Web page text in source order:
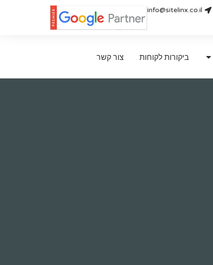
info@sitelinx.co.il
ביקורות לקוחות צור קשר